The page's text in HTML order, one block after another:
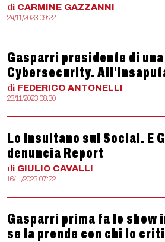
di CARMINE GAZZANNI
24/11/2023 09:22
Gasparri presidente di
Cybersecurity.
di FEDERICO ANTONELLI
23/11/2023 08:30
Lo insultano sui Social. E
denuncia Report
di GIULIO CAVALLI
16/11/2023 07:22
Gasparri prima fa lo show
se la prende con chi lo